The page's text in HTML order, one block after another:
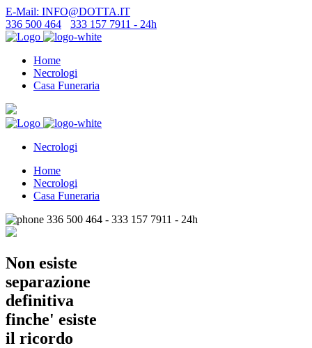
E-Mail: INFO@DOTTA.IT
336 500 464
333 157 7911 - 24h
Home
Necrologi
Casa Funeraria
Necrologi
Home
Necrologi
Casa Funeraria
336 500 464 - 333 157 7911 - 24h
Non esiste
separazione
definitiva
finche' esiste
il ricordo